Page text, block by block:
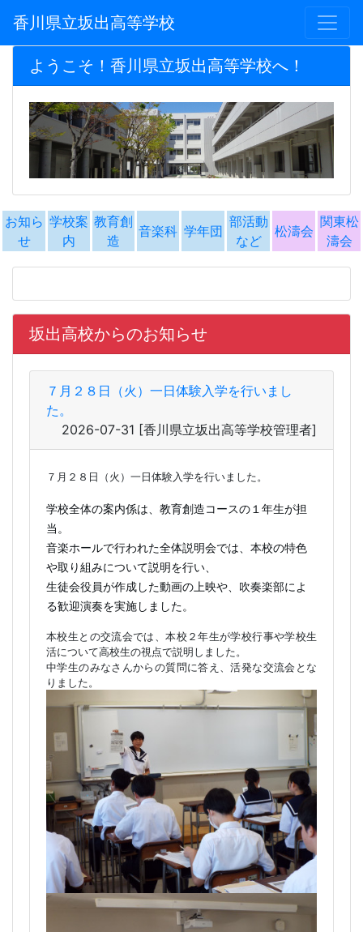
香川県立坂出高等学校
ようこそ！香川県立坂出高等学校へ！
お知ら
せ
学校案
内
教育創
造
音楽科 学年団
部活動
など
松濤会
関東松
濤会
坂出高校からのお知らせ
７月２８日（火）一日体験入学を行いまし
た。
2026-07-31 [香川県立坂出高等学校管理者]
７月２８日（火）一日体験入学を行いました。
学校全体の案内係は、教育創造コースの１年生が担
当。
音楽ホールで行われた全体説明会では、本校の特色
や取り組みについて説明を行い、
生徒会役員が作成した動画の上映や、吹奏楽部によ
る歓迎演奏を実施しました。
本校生との交流会では、本校２年生が学校行事や学校生
活について高校生の視点で説明しました。
中学生のみなさんからの質問に答え、活発な交流会とな
りました。